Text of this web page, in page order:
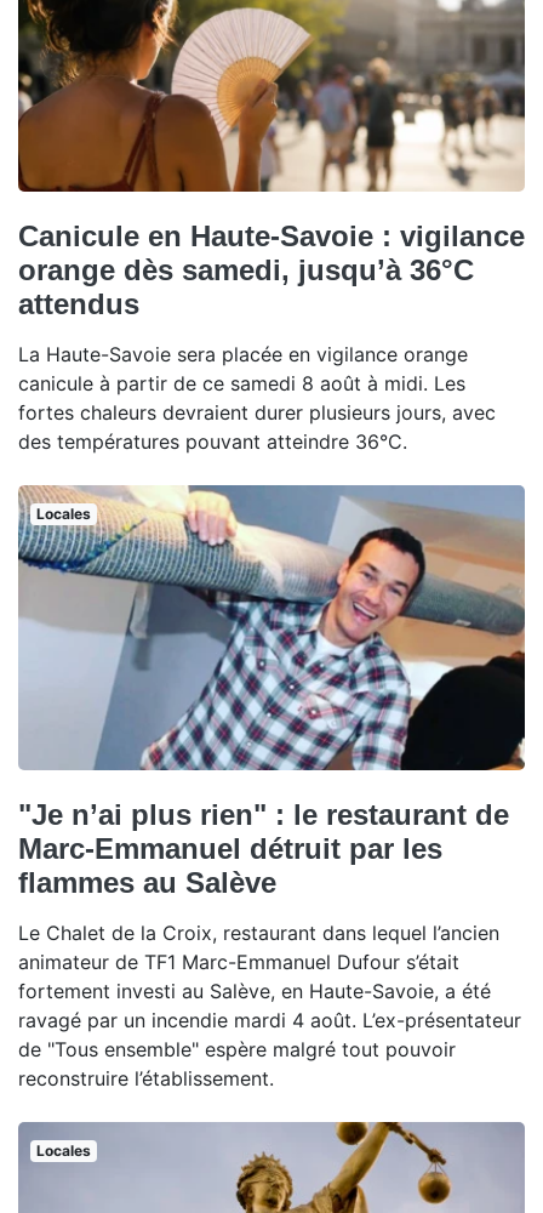
Canicule en Haute-Savoie : vigilance
orange dès samedi, jusqu’à 36°C
attendus
La Haute-Savoie sera placée en vigilance orange
canicule à partir de ce samedi 8 août à midi. Les
fortes chaleurs devraient durer plusieurs jours, avec
des températures pouvant atteindre 36°C.
Locales
"Je n’ai plus rien" : le restaurant de
Marc-Emmanuel détruit par les
flammes au Salève
Le Chalet de la Croix, restaurant dans lequel l’ancien
animateur de TF1 Marc-Emmanuel Dufour s’était
fortement investi au Salève, en Haute-Savoie, a été
ravagé par un incendie mardi 4 août. L’ex-présentateur
de "Tous ensemble" espère malgré tout pouvoir
reconstruire l’établissement.
Locales